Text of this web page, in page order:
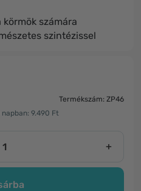
körmök számára
szintézissel
Termékszám: ZP46
9.490 Ft
+